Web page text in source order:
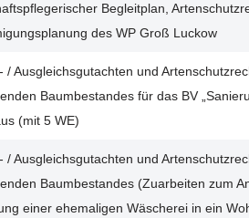
Begleitplan,
des WP Groß Luckow
/ Ausgleichsgutachten und
Baumbestandes für das BV
(mit 5 WE)
/ Ausgleichsgutachten und
Baumbestandes (Zuarbeiten zum
einer ehemaligen Wäscherei in ein